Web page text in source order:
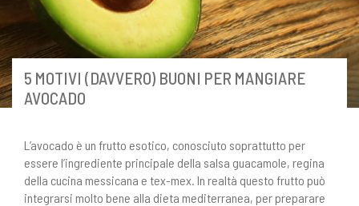
5 MOTIVI (DAVVERO) BUONI PER MANGIARE
AVOCADO
L’avocado è un frutto esotico, conosciuto soprattutto per
essere l’ingrediente principale della salsa guacamole, regina
della cucina messicana e tex-mex. In realtà questo frutto può
integrarsi molto bene alla dieta mediterranea, per preparare